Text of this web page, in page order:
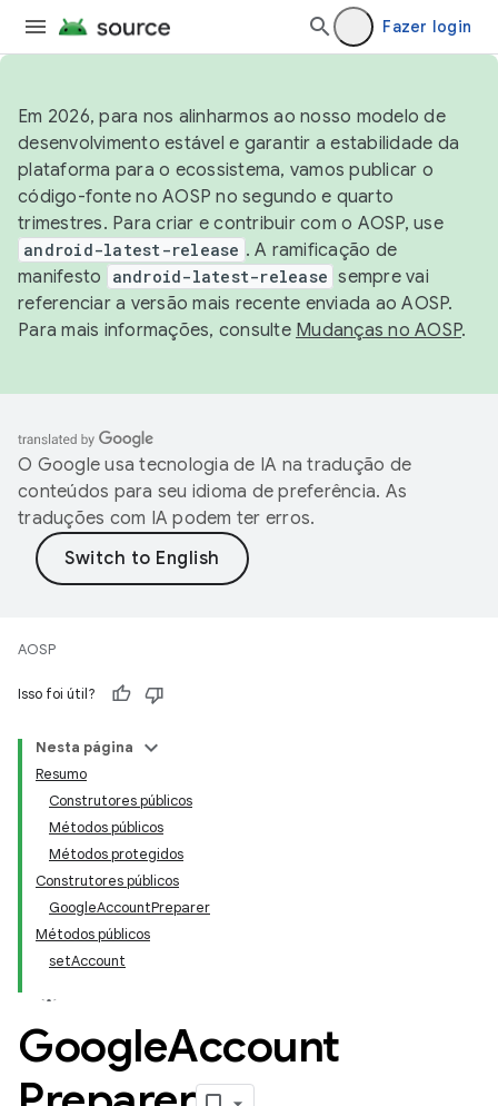
Fazer login
Em 2026, para nos alinharmos ao nosso modelo de
desenvolvimento estável e garantir a estabilidade da
plataforma para o ecossistema, vamos publicar o
código-fonte no AOSP no segundo e quarto
trimestres. Para criar e contribuir com o AOSP, use
android-latest-release . A ramificação de
manifesto
android-latest-release sempre vai
referenciar a versão mais recente enviada ao AOSP.
Para mais informações, consulte Mudanças no AOSP.
O Google usa tecnologia de IA na tradução de
conteúdos para seu idioma de preferência. As
traduções com IA podem ter erros.
AOSP
Isso foi útil?
Nesta página
Resumo
Construtores públicos
Métodos públicos
Métodos protegidos
Construtores públicos
GoogleAccountPreparer
Métodos públicos
setAccount
GoogleAccount